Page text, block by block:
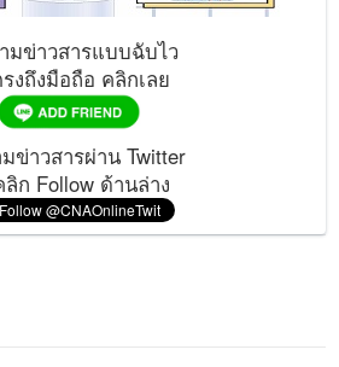
มข่าวสารแบบฉับไว
งถึงมือถือ คลิกเลย
ข่าวสารผ่าน Twitter
ก Follow ด้านล่าง